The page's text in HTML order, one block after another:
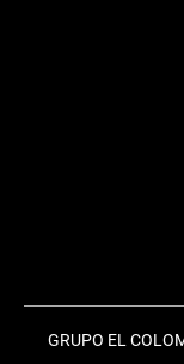
GRUPO EL